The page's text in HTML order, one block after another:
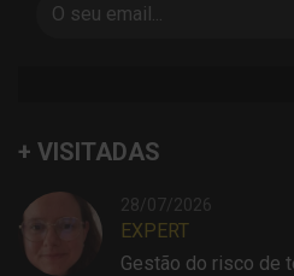
+ VISITADAS
28/07/2026
EXPERT
Gestão do risco de